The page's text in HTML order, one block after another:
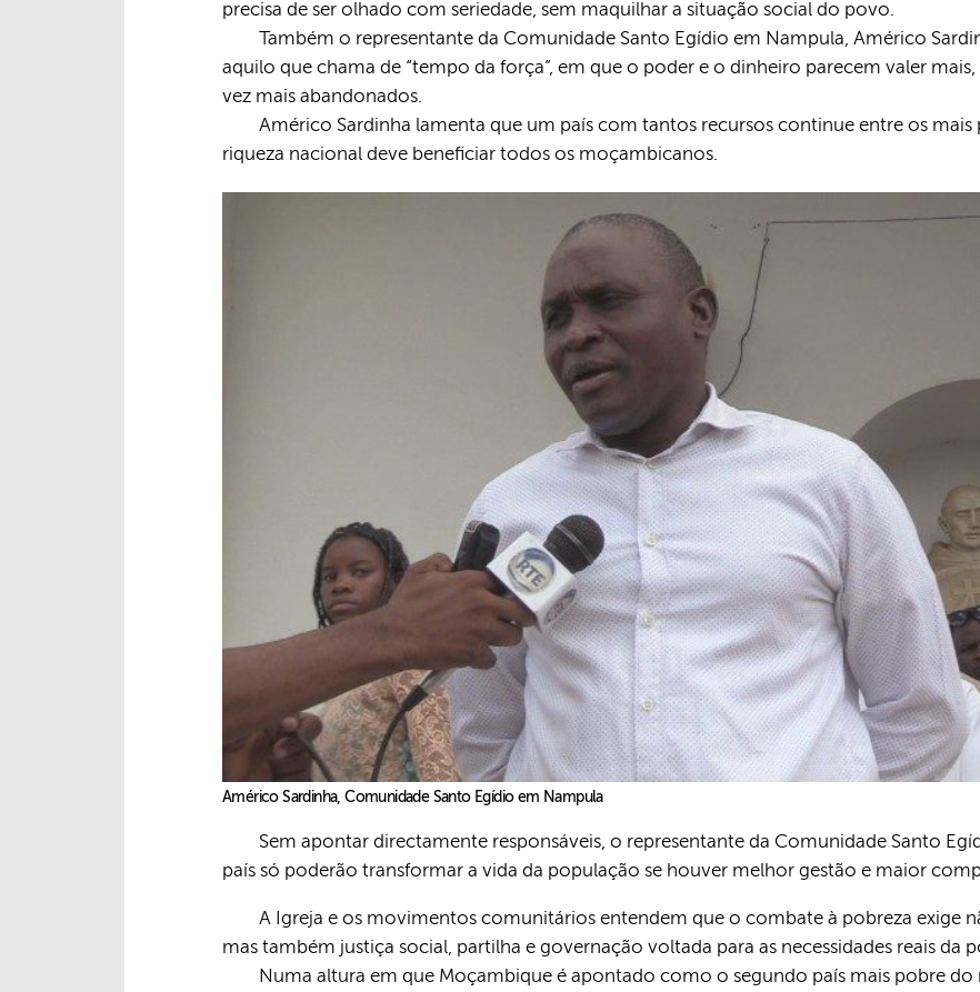
precisa de ser olhado com seriedade, sem maquilhar a situação social do povo.
Também o representante da Comunidade Santo Egídio em Nampula, Américo
aquilo que chama de “tempo da força”, em que o poder e o dinheiro parecem valer
vez mais abandonados.
Américo Sardinha lamenta que um país com tantos recursos continue entre os
riqueza nacional deve beneficiar todos os moçambicanos.
Américo Sardinha, Comunidade Santo Egídio em Nampula
Sem apontar directamente responsáveis, o representante da Comunidade Santo
país só poderão transformar a vida da população se houver melhor gestão e maior
A Igreja e os movimentos comunitários entendem que o combate à pobreza exige
mas também justiça social, partilha e governação voltada para as necessidades reais da
Numa altura em que Moçambique é apontado como o segundo país mais pobre do